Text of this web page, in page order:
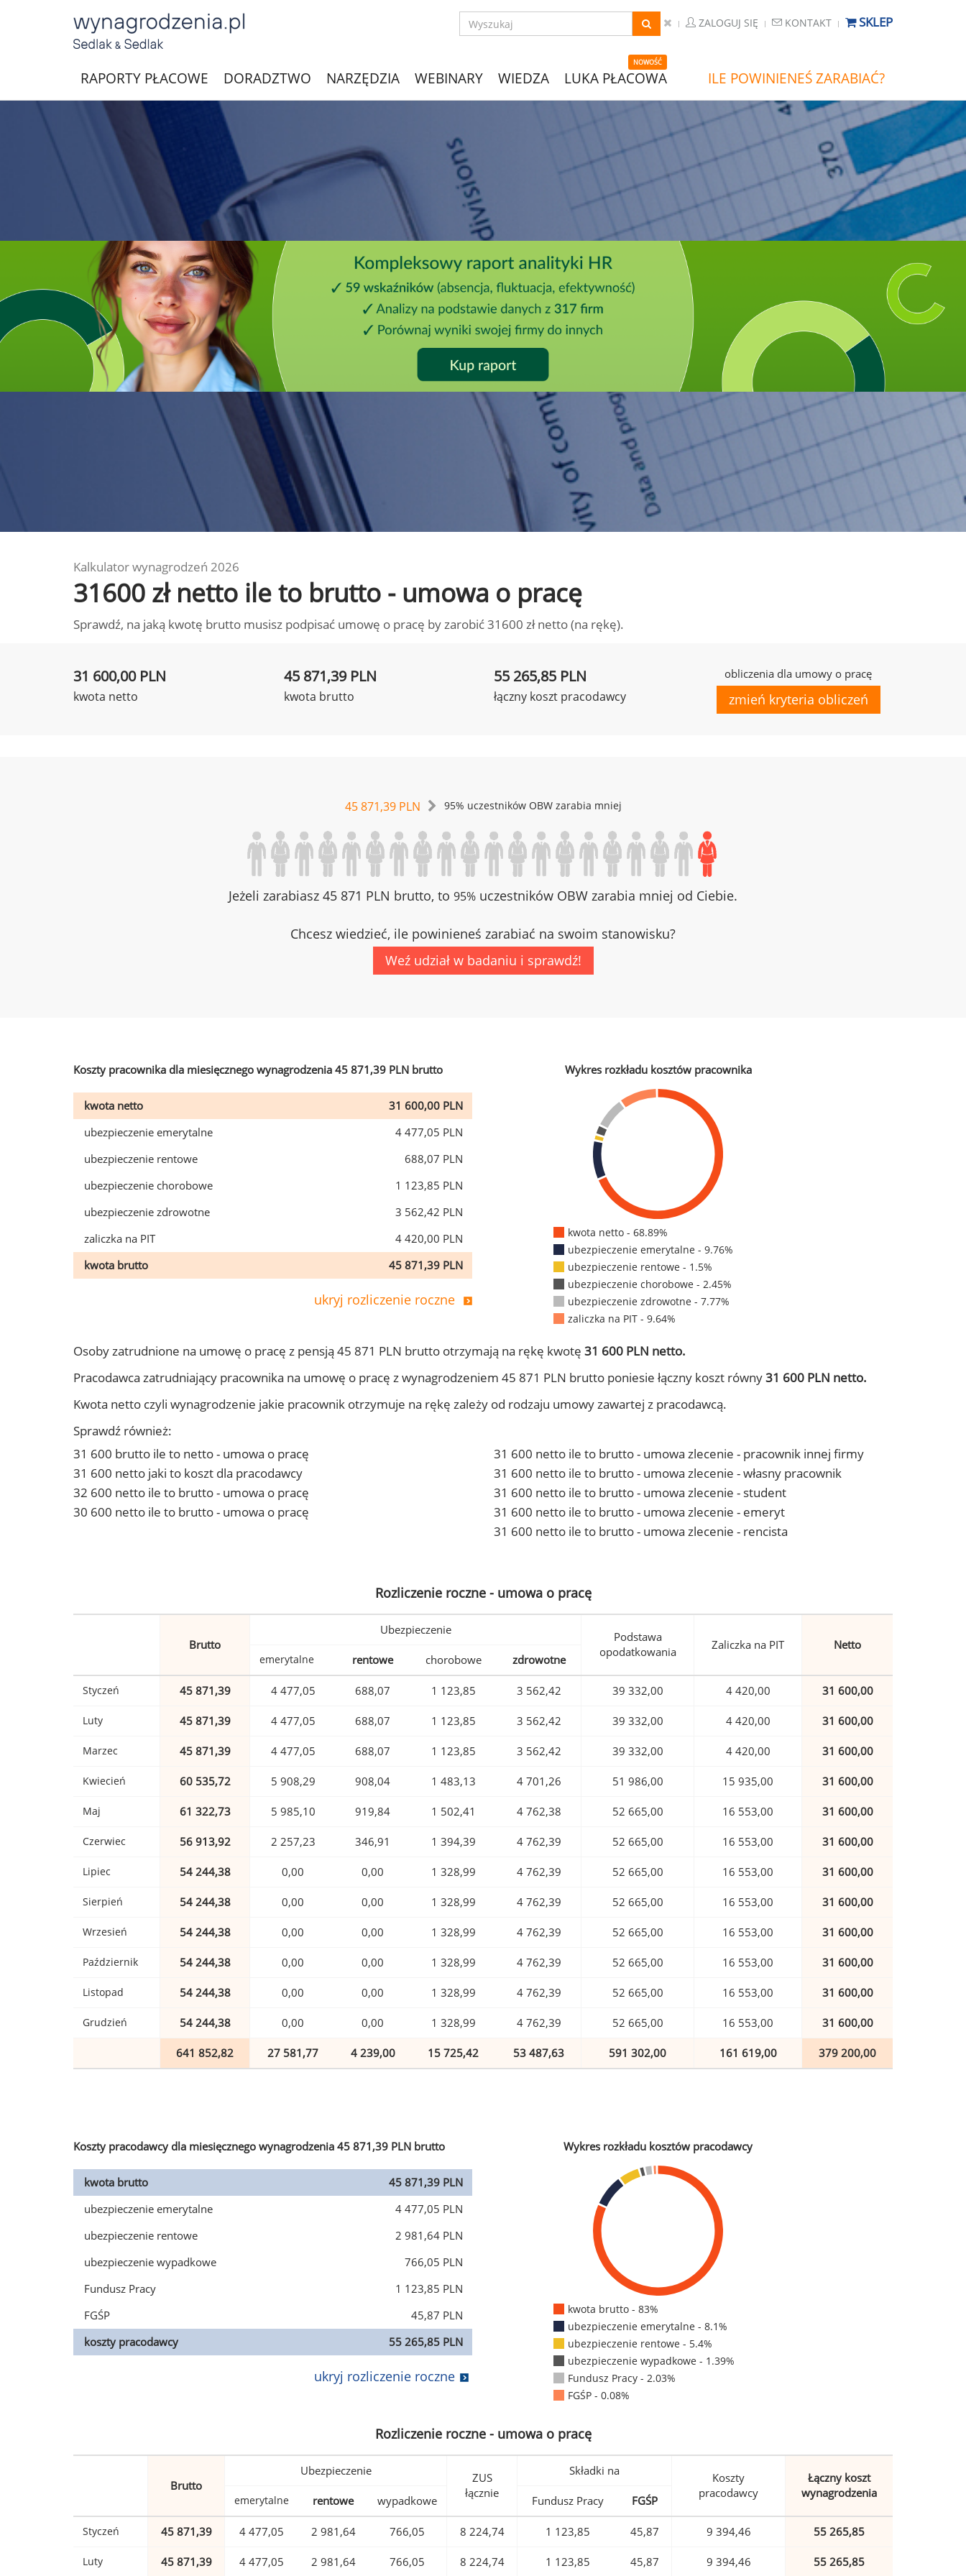
ZALOGUJ SIĘ KONTAKT SKLEP
RAPORTY PŁACOWE DORADZTWO NARZĘDZIA WEBINARY WIEDZA
NOWOŚĆ
LUKA PŁACOWA ILE POWINIENEŚ ZARABIAĆ?
Kalkulator wynagrodzeń 2026
31600 zł netto ile to brutto - umowa o pracę
Sprawdź, na jaką kwotę brutto musisz podpisać umowę o pracę by zarobić 31600 zł netto (na rękę).
31 600,00 PLN
kwota netto
45 871,39 PLN
kwota brutto
55 265,85 PLN
łączny koszt pracodawcy
obliczenia dla umowy o pracę
zmień kryteria obliczeń
45 871,39 PLN 95% uczestników OBW zarabia mniej
Jeżeli zarabiasz 45 871 PLN brutto, to 95% uczestników OBW zarabia mniej od Ciebie.
Chcesz wiedzieć, ile powinieneś zarabiać na swoim stanowisku?
Weź udział w badaniu i sprawdź!
Koszty pracownika dla miesięcznego wynagrodzenia 45 871,39 PLN brutto
kwota netto
31 600,00 PLN
ubezpieczenie emerytalne
4 477,05 PLN
ubezpieczenie rentowe
688,07 PLN
ubezpieczenie chorobowe
1 123,85 PLN
ubezpieczenie zdrowotne
3 562,42 PLN
zaliczka na PIT
4 420,00 PLN
kwota brutto
45 871,39 PLN
ukryj rozliczenie roczne
Wykres rozkładu kosztów pracownika
kwota netto - 68.89%
ubezpieczenie emerytalne - 9.76%
ubezpieczenie rentowe - 1.5%
ubezpieczenie chorobowe - 2.45%
ubezpieczenie zdrowotne - 7.77%
zaliczka na PIT - 9.64%
Osoby zatrudnione na umowę o pracę z pensją 45 871 PLN brutto otrzymają na rękę kwotę 31 600 PLN netto.
Pracodawca zatrudniający pracownika na umowę o pracę z wynagrodzeniem 45 871 PLN brutto poniesie łączny koszt równy31 600 PLN netto.
Kwota netto czyli wynagrodzenie jakie pracownik otrzymuje na rękę zależy od rodzaju umowy zawartej z pracodawcą.
Sprawdź również:
31 600 brutto ile to netto - umowa o pracę
31 600 netto jaki to koszt dla pracodawcy
32 600 netto ile to brutto - umowa o pracę
30 600 netto ile to brutto - umowa o pracę
31 600 netto ile to brutto - umowa zlecenie - pracownik innej firmy
31 600 netto ile to brutto - umowa zlecenie - własny pracownik
31 600 netto ile to brutto - umowa zlecenie - student
31 600 netto ile to brutto - umowa zlecenie - emeryt
31 600 netto ile to brutto - umowa zlecenie - rencista
Rozliczenie roczne - umowa o pracę
Brutto
Ubezpieczenie
Podstawa
opodatkowania
Zaliczka na PIT Netto
emerytalne rentowe chorobowe zdrowotne
Styczeń 45 871,39 4 477,05 688,07 1 123,85 3 562,42 39 332,00 4 420,00 31 600,00
Luty 45 871,39 4 477,05 688,07 1 123,85 3 562,42 39 332,00 4 420,00 31 600,00
Marzec 45 871,39 4 477,05 688,07 1 123,85 3 562,42 39 332,00 4 420,00 31 600,00
Kwiecień 60 535,72 5 908,29 908,04 1 483,13 4 701,26 51 986,00 15 935,00 31 600,00
Maj 61 322,73 5 985,10 919,84 1 502,41 4 762,38 52 665,00 16 553,00 31 600,00
Czerwiec 56 913,92 2 257,23 346,91 1 394,39 4 762,39 52 665,00 16 553,00 31 600,00
Lipiec 54 244,38 0,00 0,00 1 328,99 4 762,39 52 665,00 16 553,00 31 600,00
Sierpień 54 244,38 0,00 0,00 1 328,99 4 762,39 52 665,00 16 553,00 31 600,00
Wrzesień 54 244,38 0,00 0,00 1 328,99 4 762,39 52 665,00 16 553,00 31 600,00
Październik 54 244,38 0,00 0,00 1 328,99 4 762,39 52 665,00 16 553,00 31 600,00
Listopad 54 244,38 0,00 0,00 1 328,99 4 762,39 52 665,00 16 553,00 31 600,00
Grudzień 54 244,38 0,00 0,00 1 328,99 4 762,39 52 665,00 16 553,00 31 600,00
641 852,82 27 581,77 4 239,00 15 725,42 53 487,63 591 302,00 161 619,00 379 200,00
Koszty pracodawcy dla miesięcznego wynagrodzenia 45 871,39 PLN brutto
kwota brutto
45 871,39 PLN
ubezpieczenie emerytalne
4 477,05 PLN
ubezpieczenie rentowe
2 981,64 PLN
ubezpieczenie wypadkowe
766,05 PLN
Fundusz Pracy
1 123,85 PLN
FGŚP
45,87 PLN
koszty pracodawcy
55 265,85 PLN
ukryj rozliczenie roczne
Wykres rozkładu kosztów pracodawcy
kwota brutto - 83%
ubezpieczenie emerytalne - 8.1%
ubezpieczenie rentowe - 5.4%
ubezpieczenie wypadkowe - 1.39%
Fundusz Pracy - 2.03%
FGŚP - 0.08%
Rozliczenie roczne - umowa o pracę
Brutto
Ubezpieczenie
ZUS
łącznie
Składki na
Koszty
pracodawcy
Łączny koszt
wynagrodzenia
emerytalne rentowe wypadkowe Fundusz Pracy FGŚP
Styczeń 45 871,39 4 477,05 2 981,64 766,05 8 224,74 1 123,85 45,87 9 394,46 55 265,85
Luty 45 871,39 4 477,05 2 981,64 766,05 8 224,74 1 123,85 45,87 9 394,46 55 265,85